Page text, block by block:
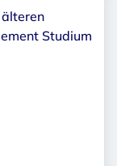
Studium